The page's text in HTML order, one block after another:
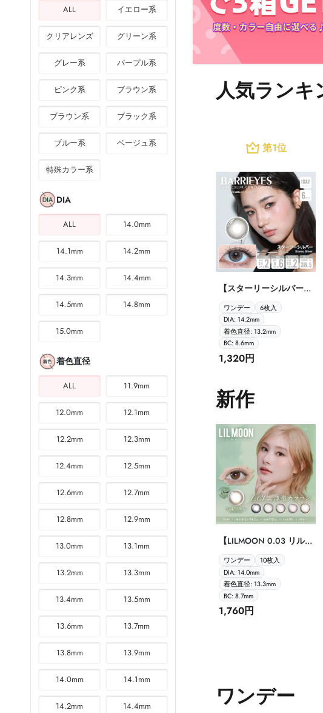
ALL イエロー系
クリアレンズ グリーン系
グレー系 パープル系
ピンク系 ブラウン系
ブラウン系 ブラック系
ブルー系 ベージュ系
特殊カラー系
DIA
ALL 14.0mm
14.1mm 14.2mm
14.3mm 14.4mm
14.5mm 14.8mm
15.0mm
着色直径
ALL 11.9mm
12.0mm 12.1mm
12.2mm 12.3mm
12.4mm 12.5mm
12.6mm 12.7mm
12.8mm 12.9mm
13.0mm 13.1mm
13.2mm 13.3mm
13.4mm 13.5mm
13.6mm 13.7mm
13.8mm 13.9mm
14.0mm 14.1mm
14.2mm 14.4mm
人気ランキ
第1位
【スターリーシルバー
Starry Silver Barrieyes
1dayバーリーアイズ ク
ラシックシリーズ 6枚
入】
ワンデー
6枚入
DIA: 14.2mm
着色直径: 13.2mm
BC: 8.6mm
1,320円
新作
【LILMOON 0.03 リル
ムーン0.03 ワンデー 10
枚入】
ワンデー
10枚入
DIA: 14.0mm
着色直径: 13.3mm
BC: 8.7mm
1,760円
ワンデー